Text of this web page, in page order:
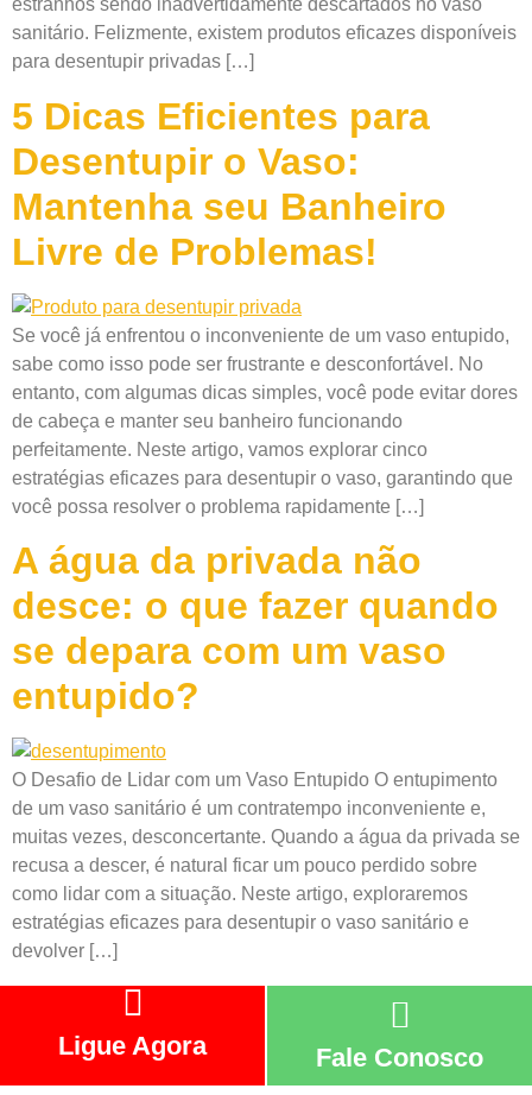
estranhos sendo inadvertidamente descartados no vaso
sanitário. Felizmente, existem produtos eficazes disponíveis
para desentupir privadas […]
5 Dicas Eficientes para
Desentupir o Vaso:
Mantenha seu Banheiro
Livre de Problemas!
Se você já enfrentou o inconveniente de um vaso entupido,
sabe como isso pode ser frustrante e desconfortável. No
entanto, com algumas dicas simples, você pode evitar dores
de cabeça e manter seu banheiro funcionando
perfeitamente. Neste artigo, vamos explorar cinco
estratégias eficazes para desentupir o vaso, garantindo que
você possa resolver o problema rapidamente […]
A água da privada não
desce: o que fazer quando
se depara com um vaso
entupido?
O Desafio de Lidar com um Vaso Entupido O entupimento
de um vaso sanitário é um contratempo inconveniente e,
muitas vezes, desconcertante. Quando a água da privada se
recusa a descer, é natural ficar um pouco perdido sobre
como lidar com a situação. Neste artigo, exploraremos
estratégias eficazes para desentupir o vaso sanitário e
devolver […]
Ligue Agora Fale Conosco